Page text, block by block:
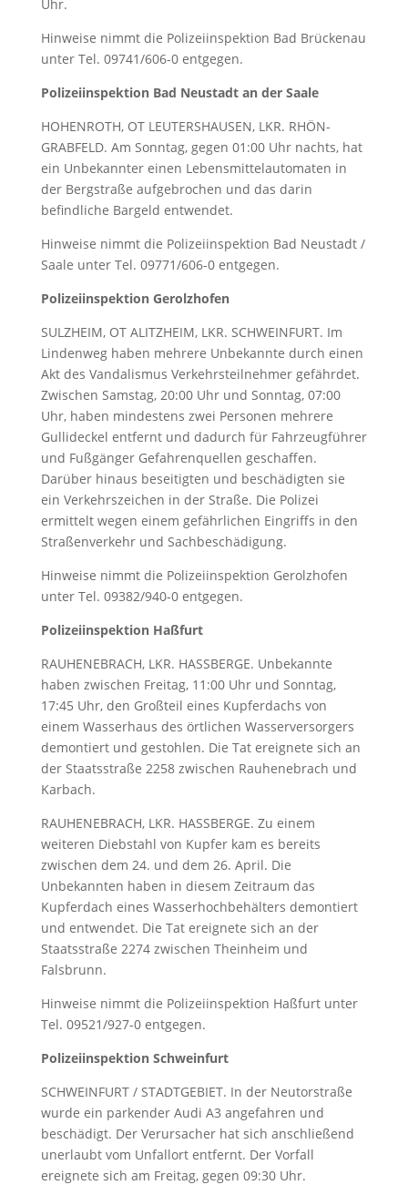
Uhr.
Hinweise nimmt die Polizeiinspektion Bad Brückenau
unter Tel. 09741/606-0 entgegen.
Polizeiinspektion Bad Neustadt an der Saale
HOHENROTH, OT LEUTERSHAUSEN, LKR. RHÖN-
GRABFELD. Am Sonntag, gegen 01:00 Uhr nachts, hat
ein Unbekannter einen Lebensmittelautomaten in
der Bergstraße aufgebrochen und das darin
befindliche Bargeld entwendet.
Hinweise nimmt die Polizeiinspektion Bad Neustadt /
Saale unter Tel. 09771/606-0 entgegen.
Polizeiinspektion Gerolzhofen
SULZHEIM, OT ALITZHEIM, LKR. SCHWEINFURT. Im
Lindenweg haben mehrere Unbekannte durch einen
Akt des Vandalismus Verkehrsteilnehmer gefährdet.
Zwischen Samstag, 20:00 Uhr und Sonntag, 07:00
Uhr, haben mindestens zwei Personen mehrere
Gullideckel entfernt und dadurch für Fahrzeugführer
und Fußgänger Gefahrenquellen geschaffen.
Darüber hinaus beseitigten und beschädigten sie
ein Verkehrszeichen in der Straße. Die Polizei
ermittelt wegen einem gefährlichen Eingriffs in den
Straßenverkehr und Sachbeschädigung.
Hinweise nimmt die Polizeiinspektion Gerolzhofen
unter Tel. 09382/940-0 entgegen.
Polizeiinspektion Haßfurt
RAUHENEBRACH, LKR. HASSBERGE. Unbekannte
haben zwischen Freitag, 11:00 Uhr und Sonntag,
17:45 Uhr, den Großteil eines Kupferdachs von
einem Wasserhaus des örtlichen Wasserversorgers
demontiert und gestohlen. Die Tat ereignete sich an
der Staatsstraße 2258 zwischen Rauhenebrach und
Karbach.
RAUHENEBRACH, LKR. HASSBERGE. Zu einem
weiteren Diebstahl von Kupfer kam es bereits
zwischen dem 24. und dem 26. April. Die
Unbekannten haben in diesem Zeitraum das
Kupferdach eines Wasserhochbehälters demontiert
und entwendet. Die Tat ereignete sich an der
Staatsstraße 2274 zwischen Theinheim und
Falsbrunn.
Hinweise nimmt die Polizeiinspektion Haßfurt unter
Tel. 09521/927-0 entgegen.
Polizeiinspektion Schweinfurt
SCHWEINFURT / STADTGEBIET. In der Neutorstraße
wurde ein parkender Audi A3 angefahren und
beschädigt. Der Verursacher hat sich anschließend
unerlaubt vom Unfallort entfernt. Der Vorfall
ereignete sich am Freitag, gegen 09:30 Uhr.